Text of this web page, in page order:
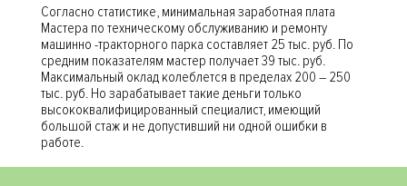
Согласно статистике, минимальная заработная плата
Мастера по техническому обслуживанию и ремонту
машинно -тракторного парка составляет 25 тыс. руб. По
средним показателям мастер получает 39 тыс. руб.
Максимальный оклад колеблется в пределах 200 – 250
тыс. руб. Но зарабатывает такие деньги только
высококвалифицированный специалист, имеющий
большой стаж и не допустивший ни одной ошибки в
работе.